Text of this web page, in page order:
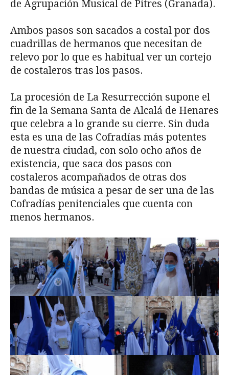
de Agrupación Musical de Pitres (Granada).
Ambos pasos son sacados a costal por dos
cuadrillas de hermanos que necesitan de
relevo por lo que es habitual ver un cortejo
de costaleros tras los pasos.
La procesión de La Resurrección supone el
fin de la Semana Santa de Alcalá de Henares
que celebra a lo grande su cierre. Sin duda
esta es una de las Cofradías más potentes
de nuestra ciudad, con solo ocho años de
existencia, que saca dos pasos con
costaleros acompañados de otras dos
bandas de música a pesar de ser una de las
Cofradías penitenciales que cuenta con
menos hermanos.